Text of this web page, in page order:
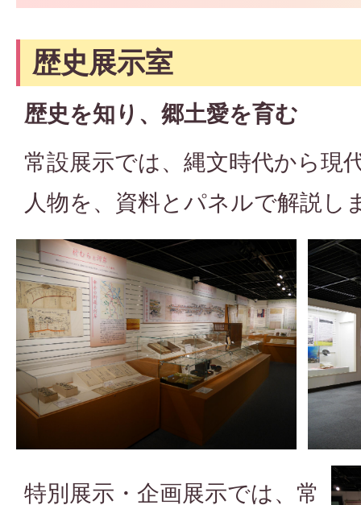
歴史展示室
歴史を知り、郷土愛を育む
常設展示では、縄文時代から現
人物を、資料とパネルで解説し
特別展示・企画展示では、常